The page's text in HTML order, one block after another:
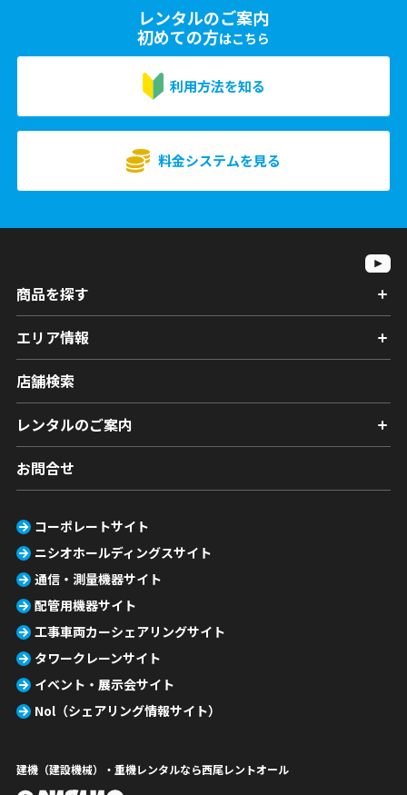
レンタルのご案内
初めての方はこちら
利用方法を知る
料金システムを見る
商品を探す
エリア情報
店舗検索
レンタルのご案内
お問合せ
コーポレートサイト
ニシオホールディングスサイト
通信・測量機器サイト
配管用機器サイト
工事車両カーシェアリングサイト
タワークレーンサイト
イベント・展示会サイト
Nol（シェアリング情報サイト）
建機（建設機械）・重機レンタルなら西尾レントオール